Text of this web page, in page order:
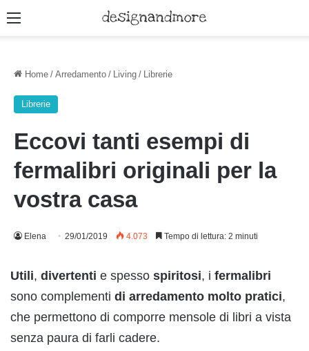
Menu
Home / Arredamento / Living / Librerie
Librerie
Eccovi tanti esempi di
fermalibri originali per la
vostra casa
Elena 29/01/2019 4.073 Tempo di lettura: 2 minuti
Utili, divertenti e spesso spiritosi, i fermalibri
sono complementi di arredamento molto pratici,
che permettono di comporre mensole di libri a vista
senza paura di farli cadere.